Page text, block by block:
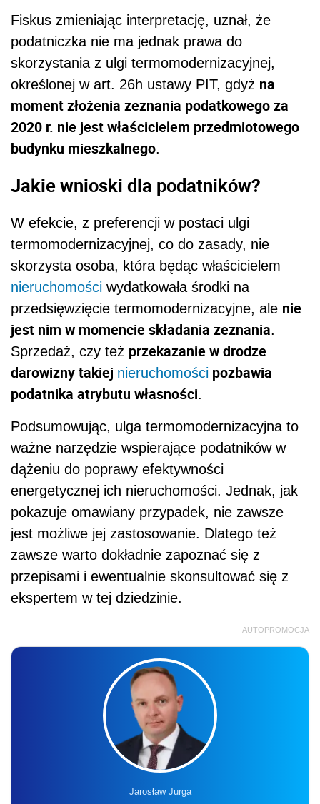
Fiskus zmieniając interpretację, uznał, że
podatniczka nie ma jednak prawa do
skorzystania z ulgi termomodernizacyjnej,
określonej w art. 26h ustawy PIT, gdyż na
moment złożenia zeznania podatkowego za
2020 r. nie jest właścicielem przedmiotowego
budynku mieszkalnego.
Jakie wnioski dla podatników?
W efekcie, z preferencji w postaci ulgi
termomodernizacyjnej, co do zasady, nie
skorzysta osoba, która będąc właścicielem
nieruchomości wydatkowała środki na
przedsięwzięcie termomodernizacyjne, ale nie
jest nim w momencie składania zeznania.
Sprzedaż, czy też przekazanie w drodze
darowizny takiej nieruchomości pozbawia
podatnika atrybutu własności.
Podsumowując, ulga termomodernizacyjna to
ważne narzędzie wspierające podatników w
dążeniu do poprawy efektywności
energetycznej ich nieruchomości. Jednak, jak
pokazuje omawiany przypadek, nie zawsze
jest możliwe jej zastosowanie. Dlatego też
zawsze warto dokładnie zapoznać się z
przepisami i ewentualnie skonsultować się z
ekspertem w tej dziedzinie.
AUTOPROMOCJA
Jarosław Jurga